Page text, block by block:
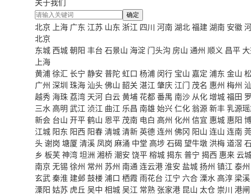
确定
北京 上海 广东 江苏 山东 浙江 四川 河南 湖北福建湖南 安徽
北京
东城 西城朝阳 丰台 石景山 海淀 门头沟 房山 通州 顺义 昌平
上海
黄浦徐汇 长宁 静安 普陀 虹口 杨浦 闵行 宝山 嘉定 浦东 金山
广州 深圳 珠海 汕头佛山 韶关 湛江 肇庆 江门 茂名 惠州 梅州
越秀 海珠 荔湾 天河 白云黄埔 花都番禺 南沙 从化增城福田
三水 高明 武江 浈江 曲江 乐昌 南雄 始兴仁化 翁源新丰乳源
新会 台山 开平鹤山 恩平 茂南 电白 高州 化州 信宜 惠城 惠阳
江城 阳东 阳西 阳春清城清新 英德连州 佛冈 阳山 连山 连南
头谢岗 塘厦 清溪 凤岗 麻涌 中堂 高埗石碣 望牛墩 洪梅道滘
乡 板芙 神湾坦洲 湘桥潮安 饶平榕城揭东 普宁 揭西 惠来 云
南京 无锡 徐州 常州 苏州 南通连云港淮安 盐城扬州 镇江 泰州
玄武秦淮 建邺鼓楼 浦口 栖霞 雨花台 江宁 六合 溧水 高淳 梁溪
溧阳 姑苏 虎丘 吴中 相城吴江 常熟 张家港 昆山 太仓 崇川 港闸